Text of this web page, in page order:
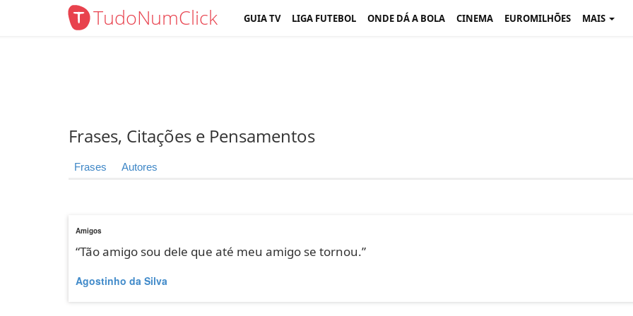
TudoNumClick GUIA TV LIGA FUTEBOL ONDE DÁ A BOLA CINEMA EUROMILHÕES MAIS
Frases, Citações e Pensamentos
Frases Autores
Amigos
“Tão amigo sou dele que até meu amigo se tornou.”
Agostinho da Silva